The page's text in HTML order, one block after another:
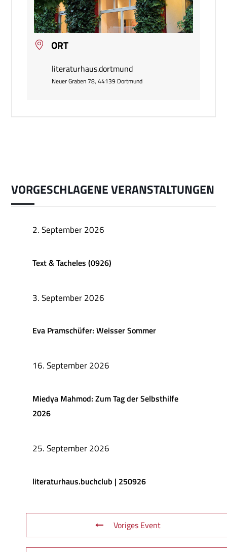
ORT
literaturhaus.dortmund
Neuer Graben 78, 44139 Dortmund
VORGESCHLAGENE VERANSTALTUNGEN
2. September 2026
Text & Tacheles (0926)
3. September 2026
Eva Pramschüfer: Weisser Sommer
16. September 2026
Miedya Mahmod: Zum Tag der Selbsthilfe
2026
25. September 2026
literaturhaus.buchclub | 250926
Voriges Event